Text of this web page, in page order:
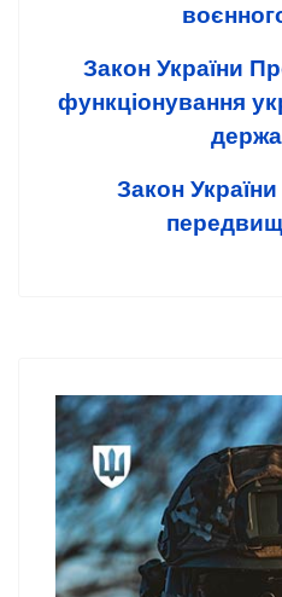
Закон України
функціонування
Закон